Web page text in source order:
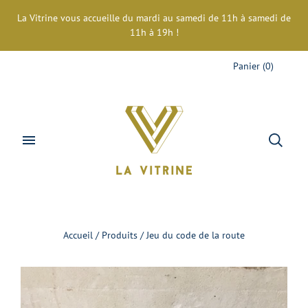
La Vitrine vous accueille du mardi au samedi de 11h à samedi de
11h à 19h !
Panier (0)
Accueil / Produits / Jeu du code de la route